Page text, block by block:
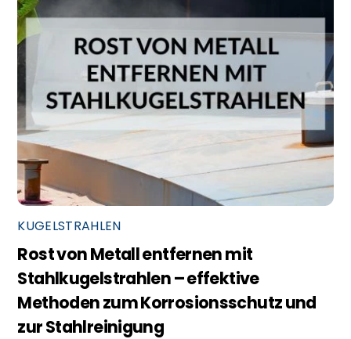
KUGELSTRAHLEN
Rost von Metall entfernen mit
Stahlkugelstrahlen – effektive
Methoden zum Korrosionsschutz und
zur Stahlreinigung